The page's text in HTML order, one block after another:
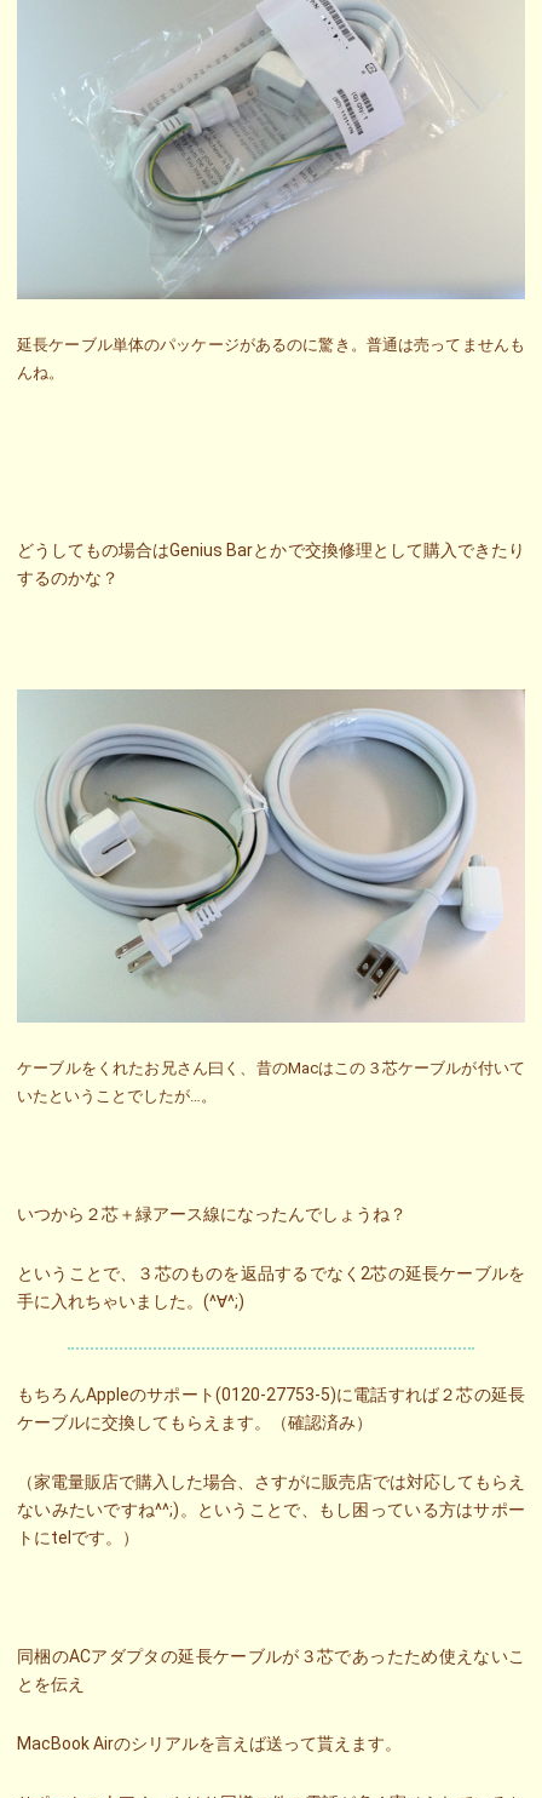
延長ケーブル単体のパッケージがあるのに驚き。普通は売ってませんも
んね。
どうしてもの場合はGenius Barとかで交換修理として購入できたり
するのかな？
ケーブルをくれたお兄さん曰く、昔のMacはこの３芯ケーブルが付いて
いたということでしたが…。
いつから２芯＋緑アース線になったんでしょうね？
ということで、３芯のものを返品するでなく2芯の延長ケーブルを
手に入れちゃいました。(^∀^;)
もちろんAppleのサポート(0120-27753-5)に電話すれば２芯の延長
ケーブルに交換してもらえます。（確認済み）
（家電量販店で購入した場合、さすがに販売店では対応してもらえ
ないみたいですね^^;)。ということで、もし困っている方はサポー
トにtelです。）
同梱のACアダプタの延長ケーブルが３芯であったため使えないこ
とを伝え
MacBook Airのシリアルを言えば送って貰えます。